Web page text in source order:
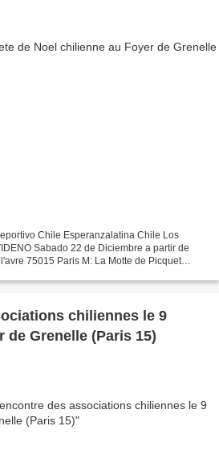
Chile Esperanzalatina Chile Los
Sabado 22 de Diciembre a partir de
75015 Paris M: La Motte de Picquet
chiliennes le 9
de Grenelle (Paris 15)